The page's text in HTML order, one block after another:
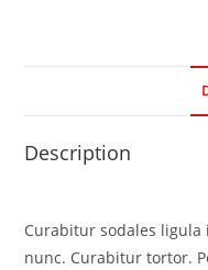
Description
Curabitur sodales
nunc. Curabitur tortor.